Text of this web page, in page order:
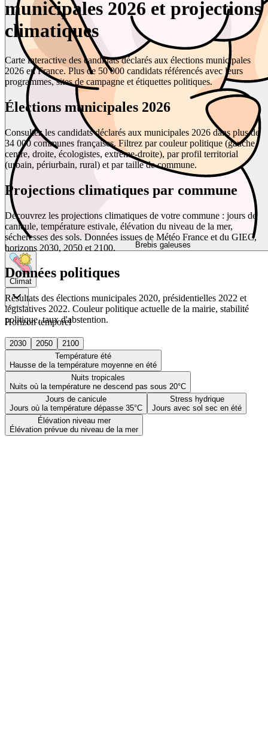
Brebis galeuses
Climat
Horizon temporel
2030 2050
2100
Température été
Hausse de la température moyenne en été
Nuits tropicales
Nuits où la température ne descend pas sous 20°C
Jours de canicule
Jours où la température dépasse 35°C
Stress hydrique
Jours avec sol sec en été
Élévation niveau mer
Élévation prévue du niveau de la mer
municipales 2026 et projections
climatiques
Carte interactive des candidats déclarés aux élections municipales
2026 en France. Plus de 50 000 candidats référencés avec leurs
programmes, sites de campagne et étiquettes politiques.
Élections municipales 2026
Consultez les candidats déclarés aux municipales 2026 dans plus de
34 000 communes françaises. Filtrez par couleur politique (gauche,
centre, droite, écologistes, extrême-droite), par profil territorial
(urbain, périurbain, rural) et par taille de commune.
Projections climatiques par commune
Découvrez les projections climatiques de votre commune : jours de
canicule, température estivale, élévation du niveau de la mer,
sécheresses des sols. Données issues de Météo France et du GIEC,
horizons 2030, 2050 et 2100.
Données politiques
Résultats des élections municipales 2020, présidentielles 2022 et
législatives 2022. Couleur politique actuelle de la mairie, stabilité
politique, taux d'abstention.